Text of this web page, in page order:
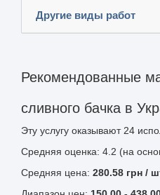
Другие виды работ
Рекомендованные
сливного бачка в
Эту услугу оказывают 24
Средняя оценка: 4.2 (на
Средняя цена: 280.58 грн /